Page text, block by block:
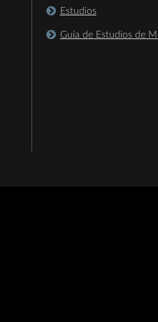
Estudios
Guía de Estudios de